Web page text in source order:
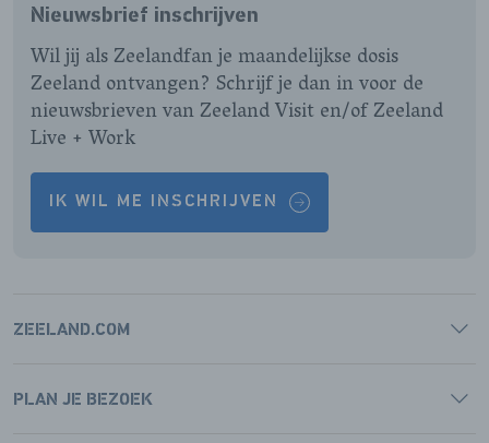
PAGINAPAGINAPAGINAPAGINA
Nieuwsbrief inschrijven
Wil jij als Zeelandfan je maandelijkse dosis
Zeeland ontvangen? Schrijf je dan in voor de
nieuwsbrieven van Zeeland Visit en/of Zeeland
Live + Work
IK WIL ME INSCHRIJVEN
ZEELAND.COM
PLAN JE BEZOEK